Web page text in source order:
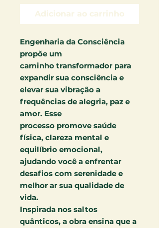
Adicionar ao carrinho
Engenharia da Consciência
propõe um
caminho transformador para
expandir sua consciência e
elevar sua vibração a
frequências de alegria, paz e
amor. Esse
processo promove saúde
física, clareza mental e
equilíbrio emocional,
ajudando você a enfrentar
desafios com serenidade e
melhor ar sua qualidade de
vida.
Inspirada nos saltos
quânticos, a obra ensina que a